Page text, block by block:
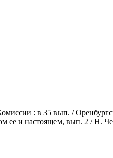
: в 35 вып. /
ее и настоящем, вып. 2 / Н.